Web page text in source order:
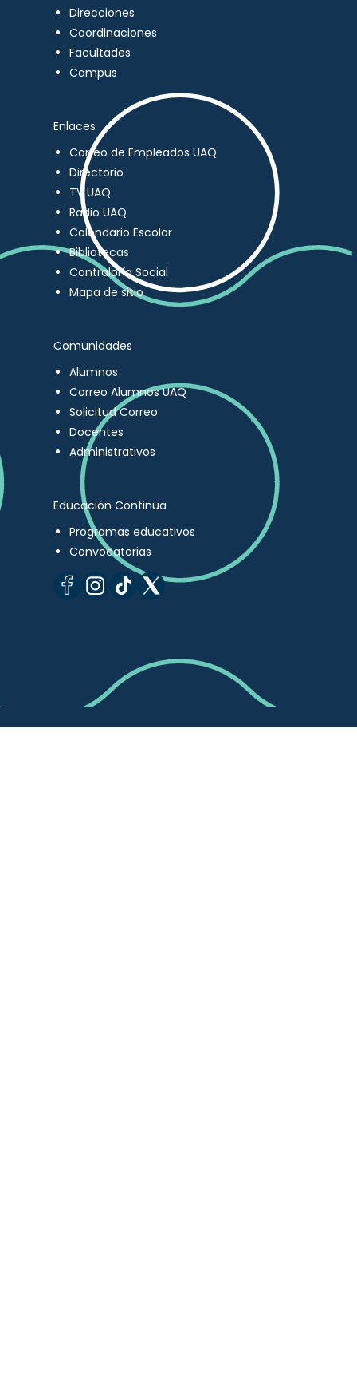
Direcciones
Coordinaciones
Facultades
Campus
Enlaces
Correo de Empleados UAQ
Directorio
TV UAQ
Radio UAQ
Calendario Escolar
Bibliotecas
Contraloría Social
Mapa de sitio
Comunidades
Alumnos
Correo Alumnos UAQ
Solicitud Correo
Docentes
Administrativos
Educación Continua
Programas educativos
Convocatorias